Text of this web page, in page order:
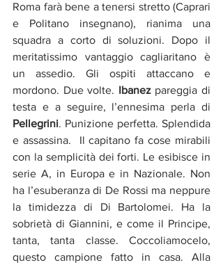
Roma farà bene a tenersi stretto (Caprari
e Politano insegnano), rianima una
squadra a corto di soluzioni. Dopo il
meritatissimo vantaggio cagliaritano è
un assedio. Gli ospiti attaccano e
mordono. Due volte. Ibanez pareggia di
Pellegrini. Punizione perfetta. Splendida
e assassina.  Il capitano fa cose mirabili
con la semplicità dei forti. Le esibisce in
serie A, in Europa e in Nazionale. Non
ha l’esuberanza di De Rossi ma neppure
la timidezza di Di Bartolomei. Ha la
sobrietà di Giannini, e come il Principe,
tanta, tanta classe. Coccoliamocelo,
questo campione fatto in casa. Alla